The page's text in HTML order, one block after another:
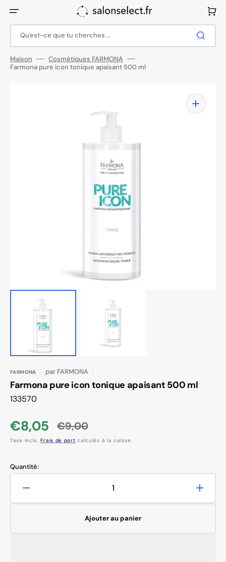
passer
Qu'est-ce que tu cherches ...
Panier
Maison
Cosmétiques FARMONA
Farmona pure icon tonique apaisant 500 ml
Ouvrir
1
des
supports
dans
la
FARMONA par FARMONA
Farmona pure icon tonique apaisant 500 ml
SKU:
133570
Prix
soldé
€8,05
Prix
habituel
€9,00
Taxe inclu.Frais de port calculés à la caisse.
Quantité:
la
la
Ajouter au panier